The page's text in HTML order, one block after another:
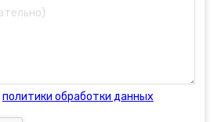
политики обработки данных